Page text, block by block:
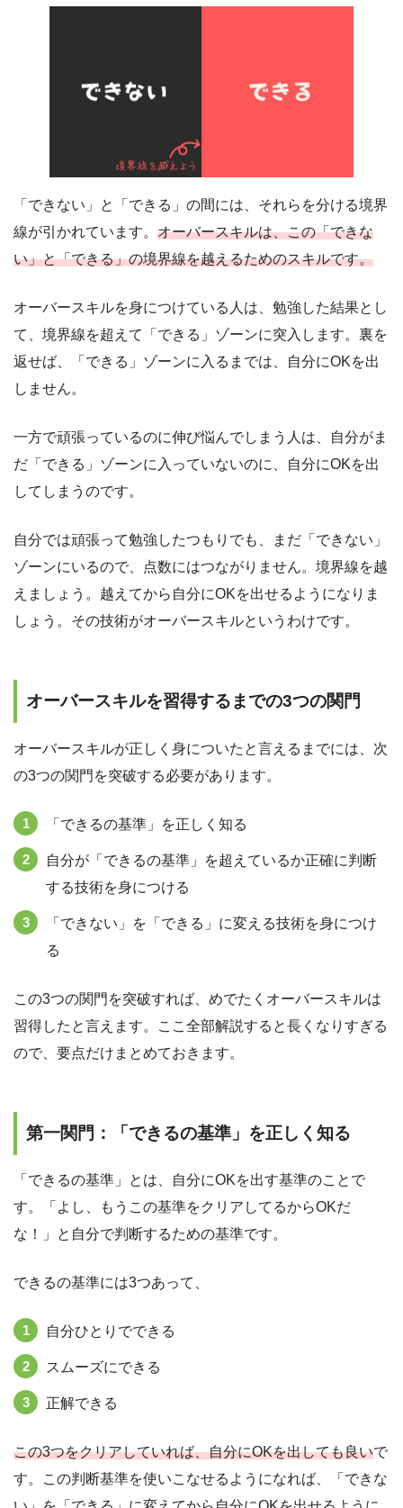
「できない」と「できる」の間には、それらを分ける境界
線が引かれています。 オーバースキルは、この「できな
い」と「できる」の境界線を越えるためのスキルです。
オーバースキルを身につけている人は、勉強した結果とし
て、境界線を超えて「できる」ゾーンに突入します。裏を
返せば、「できる」ゾーンに入るまでは、自分にOKを出
しません。
一方で頑張っているのに伸び悩んでしまう人は、自分がま
だ「できる」ゾーンに入っていないのに、自分にOKを出
してしまうのです。
自分では頑張って勉強したつもりでも、まだ「できない」
ゾーンにいるので、点数にはつながりません。境界線を越
えましょう。越えてから自分にOKを出せるようになりま
しょう。その技術がオーバースキルというわけです。
オーバースキルを習得するまでの3つの関門
オーバースキルが正しく身についたと言えるまでには、次
の3つの関門を突破する必要があります。
「できるの基準」を正しく知る
自分が「できるの基準」を超えているか正確に判断
する技術を身につける
「できない」を「できる」に変える技術を身につけ
る
この3つの関門を突破すれば、めでたくオーバースキルは
習得したと言えます。ここ全部解説すると長くなりすぎる
ので、要点だけまとめておきます。
第一関門：「できるの基準」を正しく知る
「できるの基準」とは、自分にOKを出す基準のことで
す。「よし、もうこの基準をクリアしてるからOKだ
な！」と自分で判断するための基準です。
できるの基準には3つあって、
自分ひとりでできる
スムーズにできる
正解できる
この3つをクリアしていれば、自分にOKを出しても良いで
す。この判断基準を使いこなせるようになれば、「できな